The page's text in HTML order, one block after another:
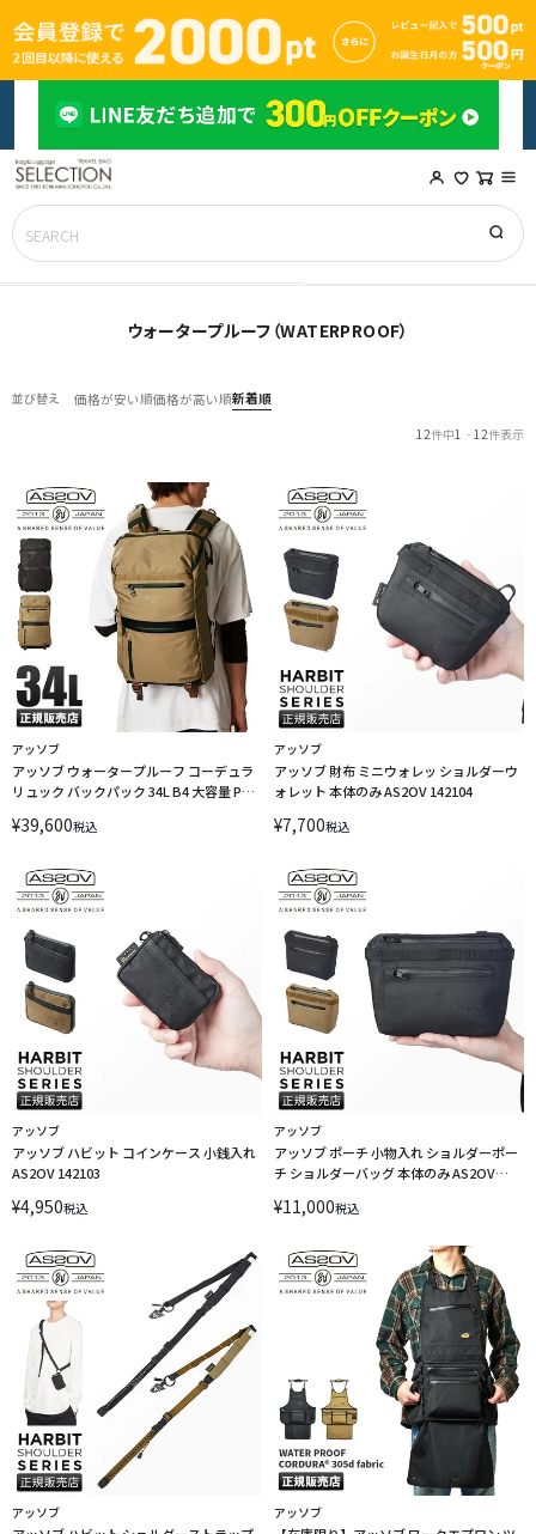
ウォータープルーフ（WATERPROOF）
並び替え 価格が安い順価格が高い順新着順
12件中1 - 12件表示
アッソブ
アッソブ ウォータープルーフ コーデュラ
リュック バックパック 34L B4 大容量 PC
¥39,600税込
アッソブ
アッソブ 財布 ミニウォレッ ショルダーウ
ォレット 本体のみ AS2OV 142104
¥7,700税込
アッソブ
アッソブ ハビット コインケース 小銭入れ
AS2OV 142103
¥4,950税込
アッソブ
アッソブ ポーチ 小物入れ ショルダーポー
チ ショルダーバッグ 本体のみ AS2OV
¥11,000税込
アッソブ アッソブ